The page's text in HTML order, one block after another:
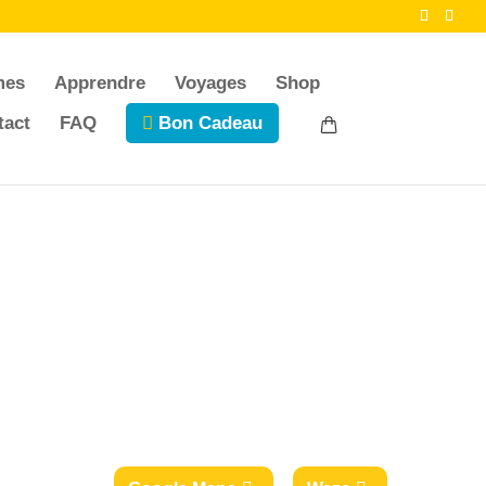
Apprendre Voyages
Shop
FAQ Bon Cadeau